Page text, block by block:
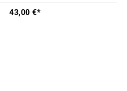
43,00 €*